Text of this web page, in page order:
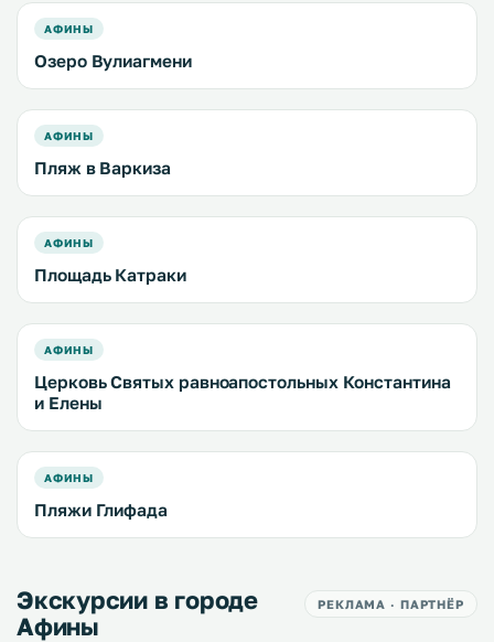
АФИНЫ
Озеро Вулиагмени
АФИНЫ
Пляж в Варкиза
АФИНЫ
Площадь Катраки
АФИНЫ
Церковь Святых равноапостольных Константина
и Елены
АФИНЫ
Пляжи Глифада
Экскурсии в городе
Афины
РЕКЛАМА · ПАРТНЁР